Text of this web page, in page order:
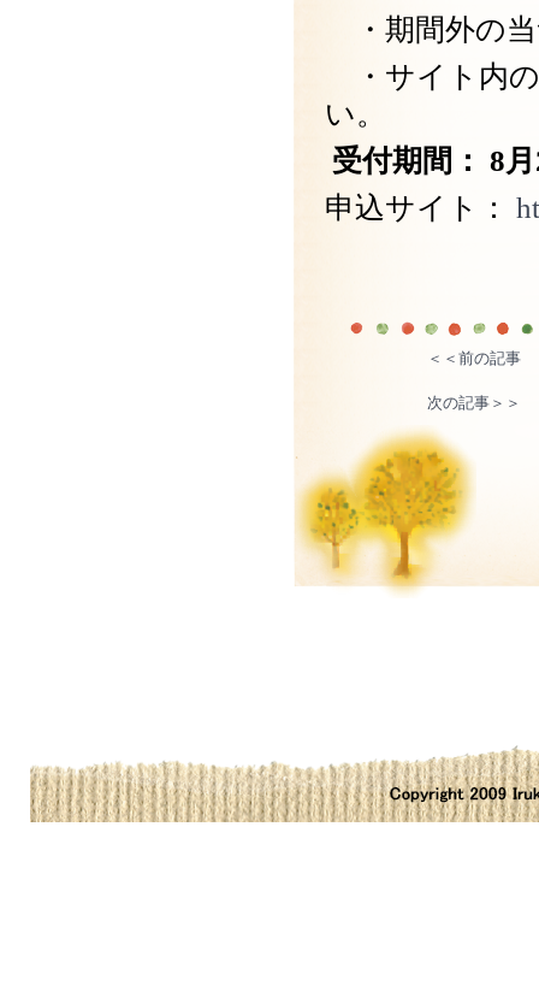
・期間外の
・サイト内の
い。
受付期間： 8
申込サイト：
＜＜前の記事
次の記事＞＞